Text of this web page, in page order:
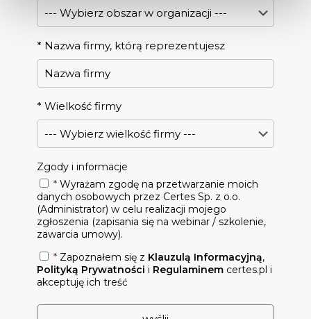
* Nazwa firmy, którą reprezentujesz
* Wielkość firmy
Zgody i informacje
* Wyrażam zgodę na przetwarzanie moich
danych osobowych przez Certes Sp. z o.o.
(Administrator) w celu realizacji mojego
zgłoszenia (zapisania się na webinar / szkolenie,
zawarcia umowy).
* Zapoznałem się z Klauzulą Informacyjną,
Polityką Prywatności i Regulaminem certes.pl i
akceptuję ich treść